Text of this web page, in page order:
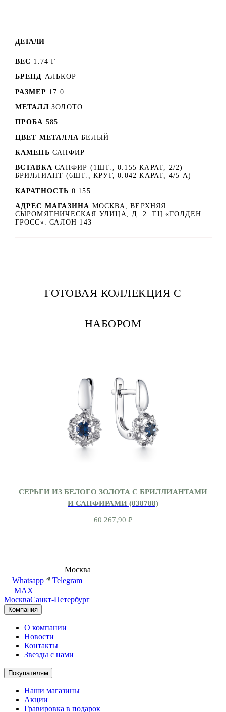
ДЕТАЛИ
ВЕС 1.74 Г
БРЕНД АЛЬКОР
РАЗМЕР 17.0
МЕТАЛЛ ЗОЛОТО
ПРОБА 585
ЦВЕТ МЕТАЛЛА БЕЛЫЙ
КАМЕНЬ САПФИР
ВСТАВКА САПФИР (1ШТ., 0.155 КАРАТ, 2/2)
БРИЛЛИАНТ (6ШТ., КРУГ, 0.042 КАРАТ, 4/5 А)
КАРАТНОСТЬ 0.155
АДРЕС МАГАЗИНА МОСКВА, ВЕРХНЯЯ
СЫРОМЯТНИЧЕСКАЯ УЛИЦА, Д. 2. ТЦ «ГОЛДЕН
ГРОСС». САЛОН 143
ГОТОВАЯ КОЛЛЕКЦИЯ С
НАБОРОМ
СЕРЬГИ ИЗ БЕЛОГО ЗОЛОТА С БРИЛЛИАНТАМИ
И САПФИРАМИ (038788)
60 267,90 ₽
Москва
Whatsapp
Telegram
MAX
МоскваСанкт-Петербург
Компания
О компании
Новости
Контакты
Звезды с нами
Покупателям
Наши магазины
Акции
Гравировка в подарок